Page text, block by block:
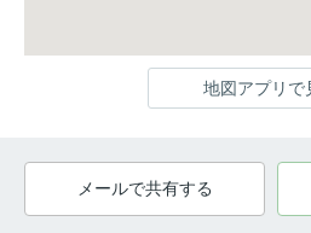
地図アプリで
メールで共有する